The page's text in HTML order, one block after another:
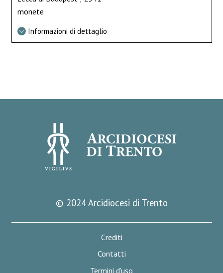
monete
Informazioni di dettaglio
© 2024 Arcidiocesi di Trento
Crediti
Contatti
Termini d'uso